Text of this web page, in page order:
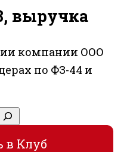
выручка
компании ООО
по ФЗ-44 и
в Клуб